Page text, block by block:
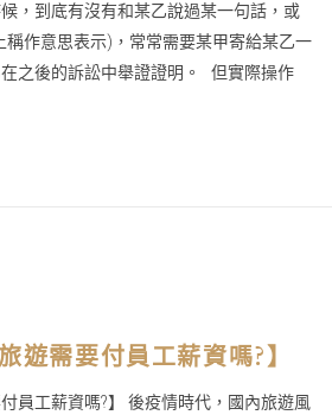
，到底有沒有和某乙說過某一句話，或
作意思表示)，常常需要某甲寄給某乙一
之後的訴訟中舉證證明。 但實際操作
遊需要付員工薪資嗎?】
員工薪資嗎?】 後疫情時代，國內旅遊風